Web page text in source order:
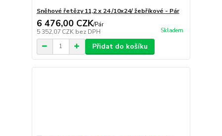
Sněhové řetězy 11,2 x 24 /10x24/ žebříkové - Pár
6 476,00 CZK/Pár
5 352,07 CZK bez DPH Skladem
Přidat do košíku